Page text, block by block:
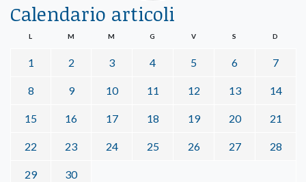
Calendario articoli
L M M G V S D
1 2 3 4 5 6 7
8 9 10 11 12 13 14
15 16 17 18 19 20 21
22 23 24 25 26 27 28
29 30